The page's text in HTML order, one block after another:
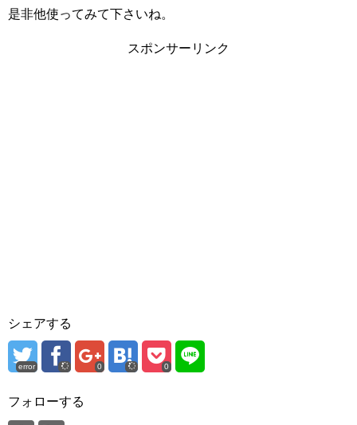
是非他使ってみて下さいね。
スポンサーリンク
シェアする
error 0 0
フォローする